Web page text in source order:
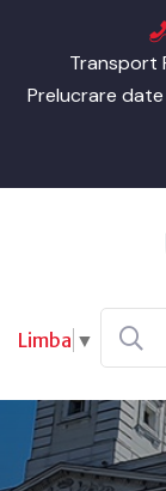
Transport
Prelucrare
Limba ▼